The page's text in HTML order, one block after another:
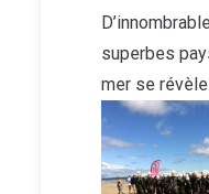
superbes
mer se
du SUP.
en mer n’est
rivière. Pour